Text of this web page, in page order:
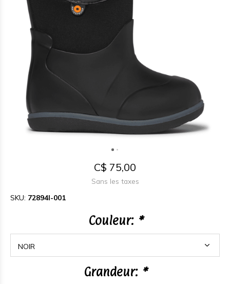
C$ 75,00
Sans les taxes
SKU: 72894I-001
Couleur: *
Grandeur: *